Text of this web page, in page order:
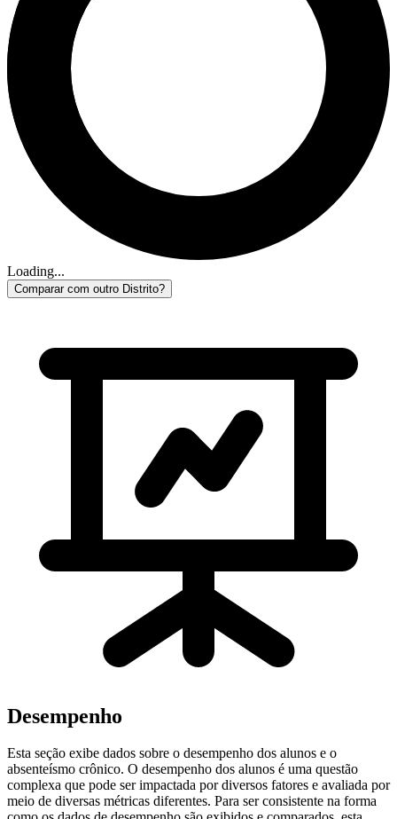
Loading...
Comparar com outro Distrito?
Desempenho
Esta seção exibe dados sobre o desempenho dos alunos e o
absenteísmo crônico. O desempenho dos alunos é uma questão
complexa que pode ser impactada por diversos fatores e avaliada por
meio de diversas métricas diferentes. Para ser consistente na forma